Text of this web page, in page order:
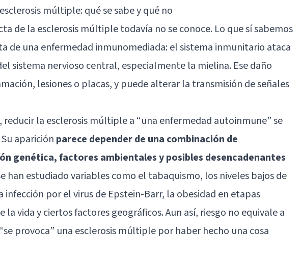
múltiple: qué se sabe y qué no
de la esclerosis múltiple todavía no se conoce. Lo que sí sabemos
de una enfermedad inmunomediada: elsistema inmunitario ataca
sistema nervioso central, especialmente la mielina. Ese daño
lesiones o placas, y puede alterar la transmisión de señales
la esclerosis múltiple a “una enfermedad autoinmune” se
aparición parece depender de una combinación de
genética, factores ambientales y posibles desencadenantes
han estudiado variables como el tabaquismo, los niveles bajos de
infección por el virus de Epstein-Barr, la obesidad en etapas
la vida y ciertos factores geográficos. Aun así, riesgo no equivale a
provoca” una esclerosis múltiple por haber hecho una cosa